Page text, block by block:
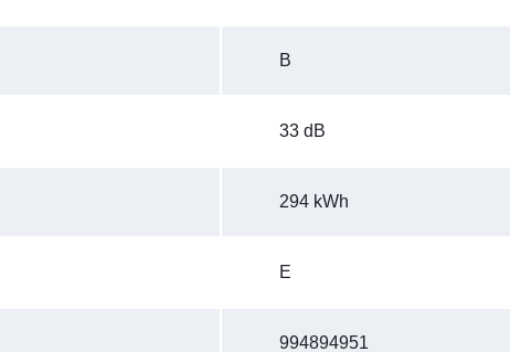
B
33 dB
294 kWh
E
994894951